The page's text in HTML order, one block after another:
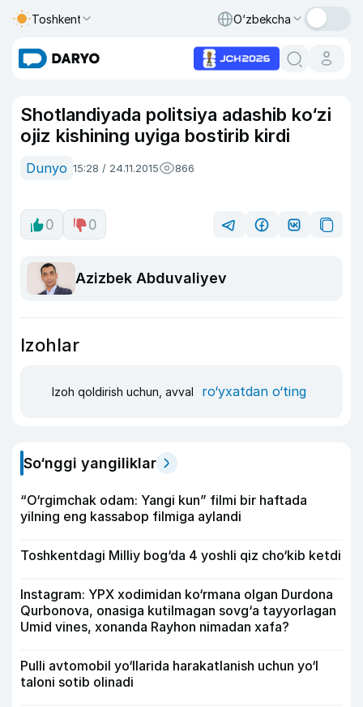
Toshkent O‘zbekcha
Shotlandiyada politsiya adashib ko‘zi
ojiz kishining uyiga bostirib kirdi
Dunyo 15:28 / 24.11.2015 866
0 0
Azizbek Abduvaliyev
Izohlar
Izoh qoldirish uchun, avval ro‘yxatdan o‘ting
So‘nggi yangiliklar
“O‘rgimchak odam: Yangi kun” filmi bir haftada
yilning eng kassabop filmiga aylandi
Toshkentdagi Milliy bog‘da 4 yoshli qiz cho‘kib ketdi
Instagram: YPX xodimidan ko‘rmana olgan Durdona
Qurbonova, onasiga kutilmagan sovg‘a tayyorlagan
Umid vines, xonanda Rayhon nimadan xafa?
Pulli avtomobil yo‘llarida harakatlanish uchun yo‘l
taloni sotib olinadi